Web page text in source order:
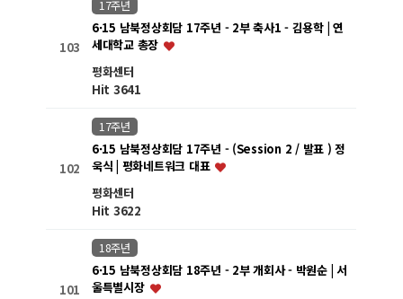
103
17주년
6·15 남북정상회담 17주년 - 2부 축사1 - 김용학 | 연
세대학교 총장
평화센터
Hit 3641
102
17주년
6·15 남북정상회담 17주년 - (Session 2 / 발표 ) 정
욱식 | 평화네트워크 대표
평화센터
Hit 3622
101
18주년
6·15 남북정상회담 18주년 - 2부 개회사 - 박원순 | 서
울특별시장